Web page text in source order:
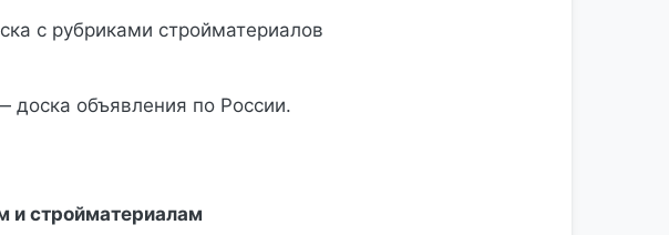
с рубриками стройматериалов
доска объявления по России.
и стройматериалам